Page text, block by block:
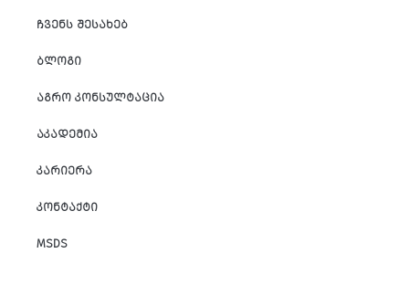
ᲩᲕᲔᲜᲡ ᲨᲔᲡᲐᲮᲔᲑ
ᲑᲚᲝᲒᲘ
ᲐᲒᲠᲝ ᲙᲝᲜᲡᲣᲚᲢᲐᲪᲘᲐ
ᲐᲙᲐᲓᲔᲛᲘᲐ
ᲙᲐᲠᲘᲔᲠᲐ
ᲙᲝᲜᲢᲐᲥᲢᲘ
MSDS